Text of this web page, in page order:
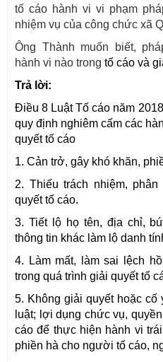
tố cáo hành vi vi phạm
nhiệm vụ của công chức xã
Ông Thành muốn biết,
hành vi nào trong tố cáo và
Trả lời:
Điều 8 Luật Tố cáo năm 2018
quy định nghiêm cấm các
quyết tố cáo
1. Cản trở, gây khó khăn,
2. Thiếu trách nhiệm,
quyết tố cáo.
3. Tiết lộ họ tên, địa chỉ,
thông tin khác làm lộ danh
4. Làm mất, làm sai lệch
trong quá trình giải quyết tố
5. Không giải quyết hoặc cố
luật; lợi dụng chức vụ,
cáo để thực hiện hành vi
phiền hà cho người tố cáo,